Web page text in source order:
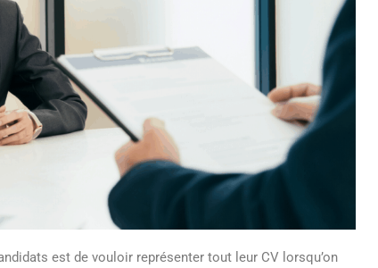
est de vouloir représenter tout leur CV lorsqu’on